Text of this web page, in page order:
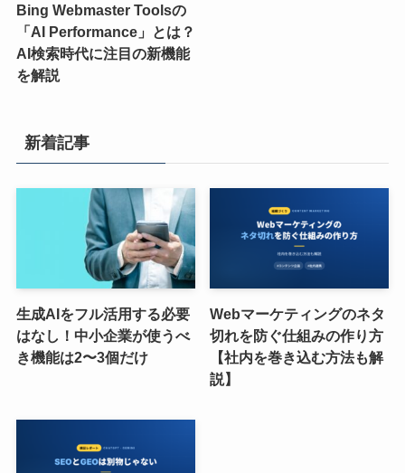
Bing Webmaster Toolsの
「AI Performance」とは？
AI検索時代に注目の新機能
を解説
新着記事
生成AIをフル活用する必要
はなし！中小企業が使うべ
き機能は2〜3個だけ
Webマーケティングのネタ
切れを防ぐ仕組みの作り方
【社内を巻き込む方法も解
説】